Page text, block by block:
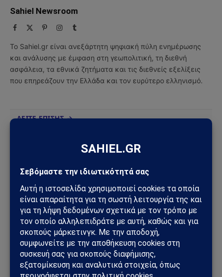
Sahiel Newsroom
Facebook PinterestInstagram
Tumblr
Το Sahiel.gr είναι ανεξάρτητη ψηφιακή πύλη ενημέρωσης
και ανάλυσης με έμφαση στη γεωπολιτική, τη διεθνή
ασφάλεια, τα εθνικά ζητήματα και τις διεθνείς εξελίξεις
που επηρεάζουν την Ελλάδα και τον ευρύτερο ελληνισμό.
ΔΕΙΤΕ ΕΠΙΣΗΣ →
ΚΌΣΜΟΣ